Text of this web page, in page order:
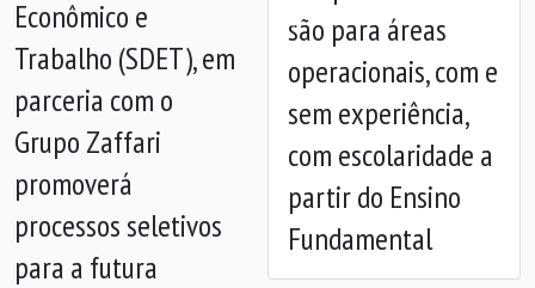
são para áreas
operacionais, com e
sem experiência,
com escolaridade a
partir do Ensino
Fundamental
Anterior
Econômico e
Trabalho (SDET), em
parceria com o
Grupo Zaffari
promoverá
processos seletivos
para a futura